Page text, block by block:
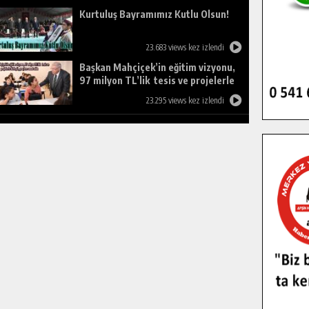
Kurtuluş Bayramımız Kutlu Olsun!
23.683 views kez izlendi
Başkan Mahçiçek’in eğitim vizyonu,
97 milyon TL’lik tesis ve projelerle
23.295 views kez izlendi